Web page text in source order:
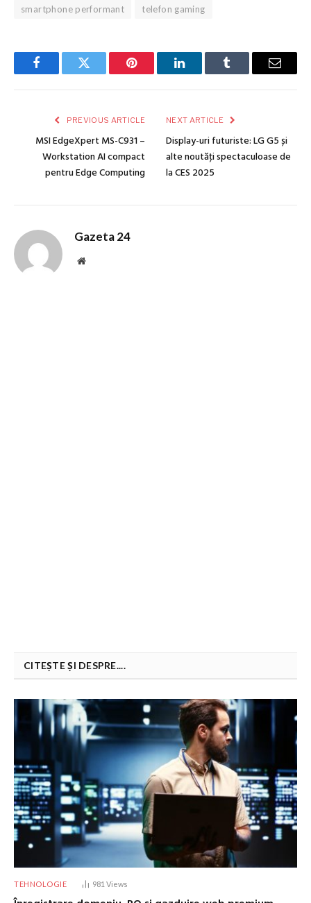
smartphone performant
telefon gaming
FacebookTwitter Pinterest LinkedInTumblr Email
PREVIOUS ARTICLE
MSI EdgeXpert MS-C931 –
Workstation AI compact
pentru Edge Computing
NEXT ARTICLE
Display-uri futuriste: LG G5 și
alte noutăţi spectaculoase de
la CES 2025
Gazeta 24
Website
CITEȘTE ȘI DESPRE....
TEHNOLOGIE 981 Views